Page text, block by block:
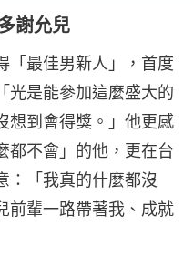
謝允兒
「最佳男新人」，首度
光是能參加這麼盛大的
想到會得獎。」他更感
都不會」的他，更在台
：「我真的什麼都沒
前輩一路帶著我、成就